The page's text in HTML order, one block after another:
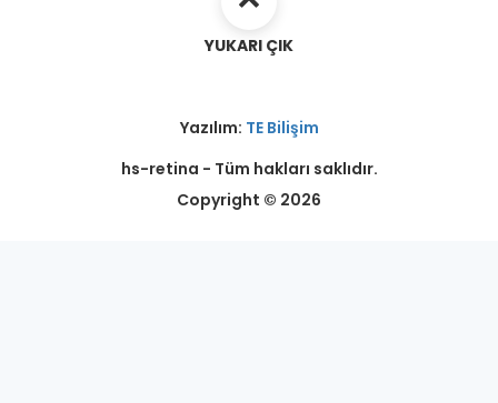
YUKARI ÇIK
Yazılım: TE Bilişim
hs-retina - Tüm hakları saklıdır.
Copyright © 2026